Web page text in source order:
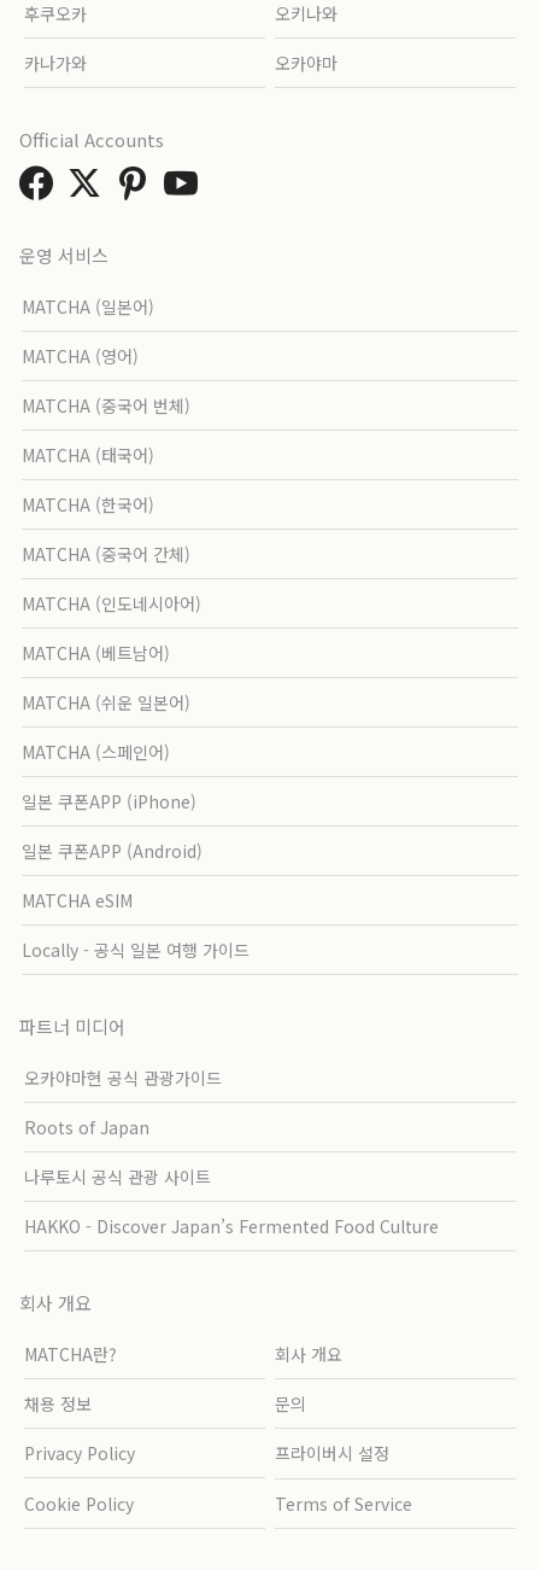
후쿠오카 오키나와
카나가와 오카야마
운영 서비스
MATCHA (일본어)
MATCHA (영어)
MATCHA (중국어 번체)
MATCHA (태국어)
MATCHA (한국어)
MATCHA (중국어 간체)
MATCHA (인도네시아어)
MATCHA (베트남어)
MATCHA (쉬운 일본어)
MATCHA (스페인어)
일본 쿠폰APP (iPhone)
일본 쿠폰APP (Android)
MATCHA eSIM
Locally - 공식 일본 여행 가이드
파트너 미디어
오카야마현 공식 관광가이드
Roots of Japan
나루토시 공식 관광 사이트
HAKKO - Discover Japan’s Fermented Food Culture
회사 개요
MATCHA란? 회사 개요
채용 정보 문의
Privacy Policy 프라이버시 설정
Cookie Policy Terms of Service
Official Accounts